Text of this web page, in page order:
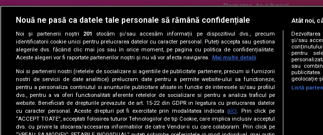
DIVERTISMENT
PRO•TV
Romanii au talent
Las Fierbinti
La Maruta
Apropo TV
Romania, te iubesc!
TEHNOLOGIE
I Like IT
SPORT
Sport.ro
PRO•ARENA
Nouă ne pasă ca datele tale personale să rămână confidențiale
Noi și partenerii noștri 201
stocăm și/sau accesăm informații pe dispozitivul dvs., precum
identificatorii cookie unici pentru prelucrarea datelor cu caracter personal. Puteți accepta sau gestiona
alegerile dvs. făcând clic mai jos sau în orice moment, pe pagina cu politica de confidențialitate.
Aceste alegeri vor fi raportate partenerilor noștri și nu vă vor afecta navigarea.
Mai multe detalii
Noi si partenerii nostri (retelele de socializare si agentiile de publicitate partenere, precum si furnizorii
nostri de servicii de date analitice) prelucram date pentru a permite website-ului sa functioneze,
pentru a personaliza continutul si anunturile publicitare afisate in functie de interesele si/sau profilul
dvs., pentru a va oferi functionalitati aferente retelelor de socializare si pentru a analiza traficul pe
website. Beneficiati de drepturile prevazute de art. 15-22 din GDPR in legatura cu prelucrarea datelor
cu caracter personal. Aceste drepturi pot fi exercitate prin modalitatea indicata aici. Prin click pe
“ACCEPT TOATE”, acceptati folosirea tuturor Tehnologiilor de tip Cookie, care implica inclusiv acceptul
dvs. cu privire la stocarea/accesarea informatiilor de catre Vendor-ii cu care colaboram. Prin click pe
Atât noi,
și/sau
conținutului
pentru
sau
geolocație
Listă